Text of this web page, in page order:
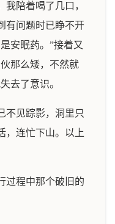
陪着喝了几口，
有问题时已睁不开
安眠药。”接着又
那么矮，不然就
去了意识。
不见踪影，洞里只
，连忙下山。以上
过程中那个破旧的